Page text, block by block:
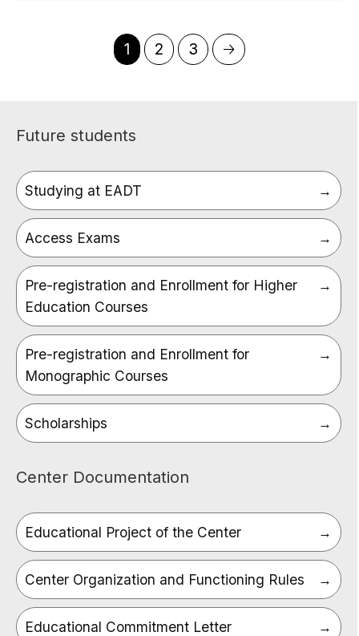
Current
page
1 Page
2 Page
3
Next
page
🡢
Future students
Studying at EADT
Access Exams
Pre-registration and Enrollment for Higher
Education Courses
Pre-registration and Enrollment for
Monographic Courses
Scholarships
Center Documentation
Educational Project of the Center
Center Organization and Functioning Rules
Educational Commitment Letter